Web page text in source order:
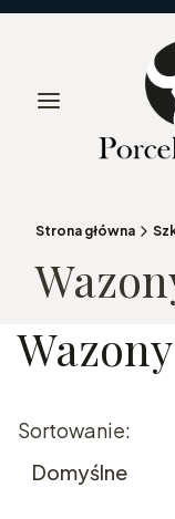
Menu
Strona główna
Lista
Sortowanie:
Domyślne